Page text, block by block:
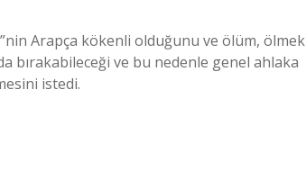
Arapça kökenli olduğunu ve ölüm, ölmek
bırakabileceği ve bu nedenle genel ahlaka
istedi.